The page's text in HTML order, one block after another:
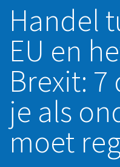
Diensten
Accountancy
Audit
Bedrijfsoverdracht en
Business Intelligence
Corporate finance
Digitale Transformatie
Klantverhalen
Nieuws en blogs
Kennisdossiers
Over ons
Handel
EU en
Brexit:
je als
moet